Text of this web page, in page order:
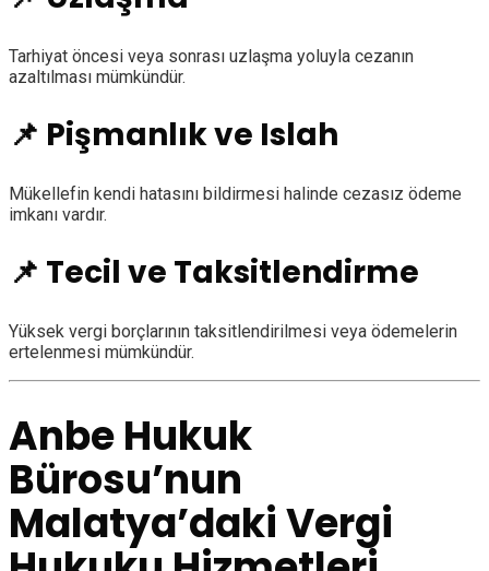
Tarhiyat öncesi veya sonrası uzlaşma yoluyla cezanın
azaltılması mümkündür.
📌 Pişmanlık ve Islah
Mükellefin kendi hatasını bildirmesi halinde cezasız ödeme
imkanı vardır.
📌 Tecil ve Taksitlendirme
Yüksek vergi borçlarının taksitlendirilmesi veya ödemelerin
ertelenmesi mümkündür.
Anbe Hukuk
Bürosu’nun
Malatya’daki Vergi